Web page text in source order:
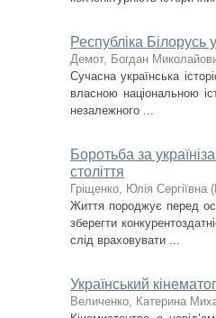
Республіка
Демот, Богдан
Сучасна українська
власною національною
незалежного ...
Боротьба за
століття
Гріщенко, Юлія Сергіївна (
Життя породжує перед
зберегти
слід враховувати ...
Український
Величенко, Катерина